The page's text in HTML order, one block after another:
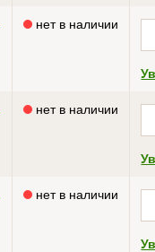
нет в наличии
нет в наличии
нет в наличии